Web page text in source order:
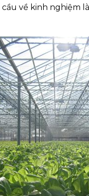
về kinh nghiệm